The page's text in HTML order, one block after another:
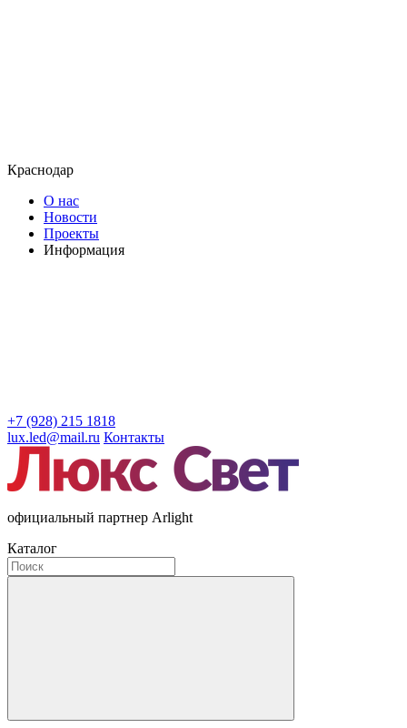
Краснодар
О нас
Новости
Проекты
Информация
+7 (928) 215 1818
lux.led@mail.ru Контакты
официальный партнер Arlight
Каталог